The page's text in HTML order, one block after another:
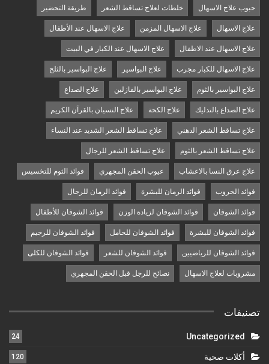
حبوب علاج الاسهال خلطات لعلاج تساقط الشعر طريقة التحضير
علاج الاسهال علاج الاسهال المزمن علاج الاسهال عند الأطفال
علاج الاسهال عند الاطفال علاج الاسهال عند الكبار في البيت
علاج الاسهال للكبار مجرب علاج البواسير علاج البواسير بالثلج
علاج البواسير بالثوم علاج البواسير بالفازلين علاج الصداع
علاج الصداع بالتدليك علاج الكحة علاج النسيان بالقرآن الكريم
علاج تساقط الشعر الدهني علاج تساقط الشعر الشديد عند النساء
علاج تساقط الشعر بالثوم علاج تساقط الشعر للرجال
علاج عرق النسا بالاعشاب عيوب الحقن المجهري فوائد الثوم للتخسيس
فوائد الخروب فوائد الرمان للبشرة فوائد الرمان للرجال
فوائد الشوفان فوائد الشوفان لزيادة الوزن فوائد الشوفان للأطفال
فوائد الشوفان للبشرة فوائد الشوفان للحامل فوائد الشوفان للرجيم
فوائد الشوفان للرياضيين فوائد الشوفان للشعر فوائد الشوفان للكلى
مشروبات لعلاج الاسهال نصائح للرجل قبل الحقن المجهري
تصنيفات
Uncategorized
24
أكلات صحية 120